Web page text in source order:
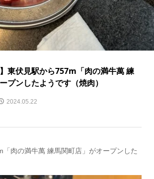
】東伏見駅から757m「肉の満牛萬 練
プンしたようです（焼肉）
2024.05.22
「肉の満牛萬 練馬関町店」がオープンした